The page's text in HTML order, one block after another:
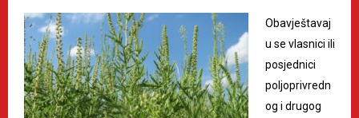
Obavještavaj
u se vlasnici ili
posjednici
poljoprivredn
og i drugog